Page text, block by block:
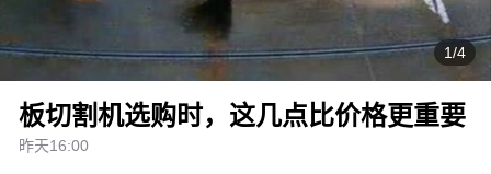
1/4
板切割机选购时，这几点比价格更重要
昨天16:00